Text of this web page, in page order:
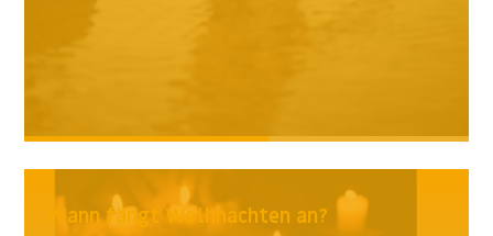
Wann fängt Weihnachten an?